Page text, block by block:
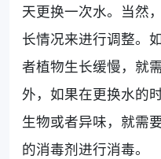
天更换一次水。当然
长情况来进行调整。
者植物生长缓慢，就
外，如果在更换水的
生物或者异味，就需
的消毒剂进行消毒。